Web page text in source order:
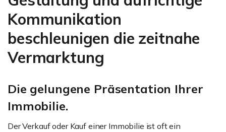
Kommunikation
beschleunigen die zeitnahe
Vermarktung
Die gelungene Präsentation Ihrer
Immobilie.
Der Verkauf oder Kauf einer Immobilie ist oft ein